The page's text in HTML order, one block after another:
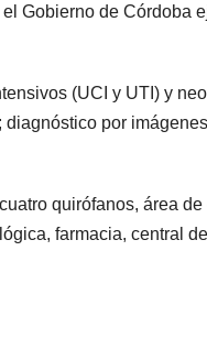
Gobierno de Córdoba
(UCI y UTI) y
por
quirófanos, área
farmacia, central